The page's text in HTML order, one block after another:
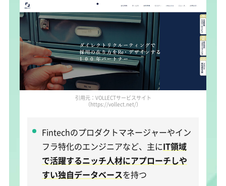
引用元：VOLLECTサービスサイト
（https://vollect.net/）
Fintechのプロダクトマネージャーやイン
フラ特化のエンジニアなど、主にIT領域
で活躍するニッチ人材にアプローチしや
すい独自データベースを持つ